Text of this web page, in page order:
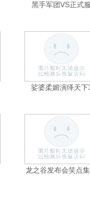
黑手军团VS正式服
娑婆柔媚演绎天下
龙之谷发布会笑点